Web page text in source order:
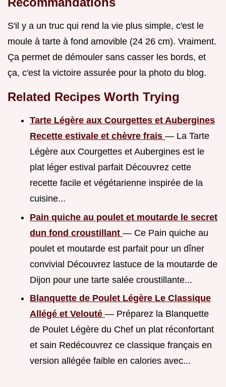
S'il y a un truc qui rend la vie plus simple, c'est le
moule à tarte à fond amovible (24 26 cm). Vraiment.
Ça permet de démouler sans casser les bords, et
ça, c'est la victoire assurée pour la photo du blog.
Related Recipes Worth Trying
Tarte Légère aux Courgettes et Aubergines
Recette estivale et chèvre frais — La Tarte
Légère aux Courgettes et Aubergines est le
plat léger estival parfait Découvrez cette
recette facile et végétarienne inspirée de la
cuisine...
Pain quiche au poulet et moutarde le secret
dun fond croustillant — Ce Pain quiche au
poulet et moutarde est parfait pour un dîner
convivial Découvrez lastuce de la moutarde de
Dijon pour une tarte salée croustillante...
Blanquette de Poulet Légère Le Classique
Allégé et Velouté — Préparez la Blanquette
de Poulet Légère du Chef un plat réconfortant
et sain Redécouvrez ce classique français en
version allégée faible en calories avec...